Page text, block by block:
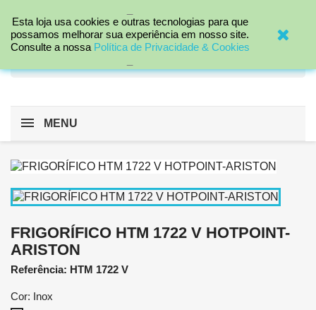

MENU
FRIGORÍFICO HTM 1722 V HOTPOINT-
ARISTON
Referência: HTM 1722 V
Cor: Inox
Esta loja usa cookies e outras tecnologias para que
possamos melhorar sua experiência em nosso site.
Consulte a nossa Política de Privacidade & Cookies